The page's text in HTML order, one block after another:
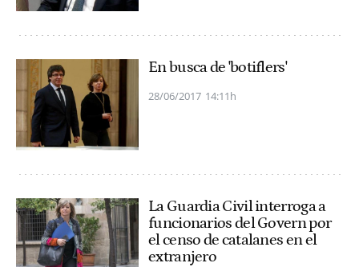
En busca de 'botiflers'
28/06/2017 14:11h
La Guardia Civil interroga a
funcionarios del Govern por
el censo de catalanes en el
extranjero